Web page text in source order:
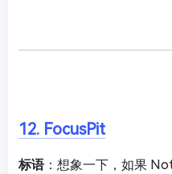
12. FocusPit
标语：想象一下，如果